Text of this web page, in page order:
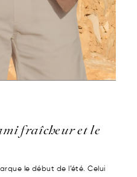
fraîcheur et le
le début de l’été. Celui